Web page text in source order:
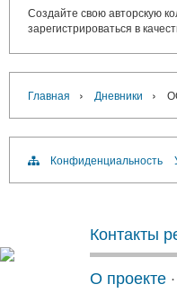
Создайте свою авторскую
зарегистрироваться в
Главная › Дневники ›
Конфиденциальность
Контакты
О проекте ·